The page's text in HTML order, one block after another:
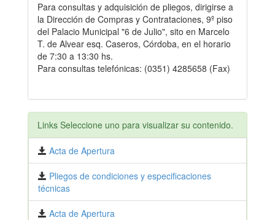
Para consultas y adquisición de pliegos, dirigirse a
la Dirección de Compras y Contrataciones, 9º piso
del Palacio Municipal "6 de Julio", sito en Marcelo
T. de Alvear esq. Caseros, Córdoba, en el horario
de 7:30 a 13:30 hs.
Para consultas telefónicas: (0351) 4285658 (Fax)
Links Seleccione uno para visualizar su contenido.
Acta de Apertura
Pliegos de condiciones y especificaciones
técnicas
Acta de Apertura